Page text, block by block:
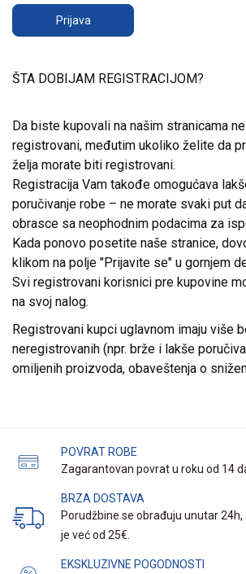
Prijava
ŠTA DOBIJAM REGISTRACIJOM?
Da biste kupovali na našim stranicama
registrovani, međutim ukoliko želite da
želja morate biti registrovani.
Registracija Vam takođe omogućava
poručivanje robe – ne morate svaki put
obrasce sa neophodnim podacima za
Kada ponovo posetite naše stranice,
klikom na polje "Prijavite se" u gornjem
Svi registrovani korisnici pre kupovine
na svoj nalog.
Registrovani kupci uglavnom imaju više
neregistrovanih (npr. brže i lakše
omiljenih proizvoda, obaveštenja o
POVRAT ROBE
Zagarantovan povrat u roku od 14
BRZA DOSTAVA
Porudžbine se obrađuju unutar
je već od 25€.
EKSKLUZIVNE POGODNOSTI